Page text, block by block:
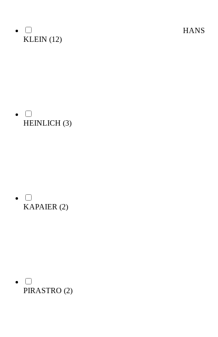
HANS
KLEIN (12)
HEINLICH (3)
KAPAIER (2)
PIRASTRO (2)